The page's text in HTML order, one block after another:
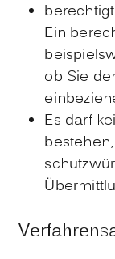
Ein
ob Sie
Es darf